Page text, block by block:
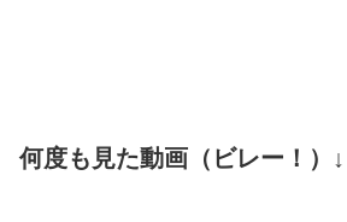
何度も見た動画（ ビレー！ ）↓